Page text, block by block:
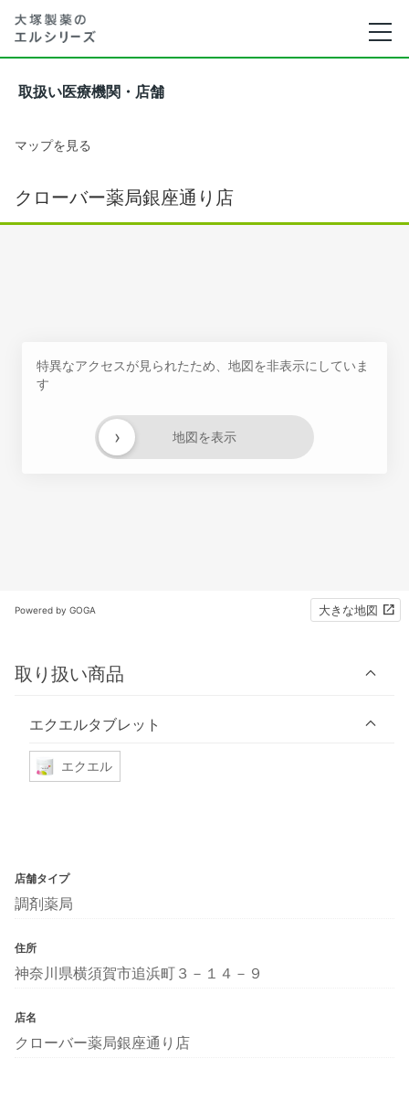
取扱い医療機関・店舗
マップを見る
クローバー薬局銀座通り店
特異なアクセスが見られたため、地図を非表示にしていま
す
地図を表示
›
Powered by GOGA 大きな地図
取り扱い商品
エクエルタブレット
エクエル
店舗タイプ
調剤薬局
住所
神奈川県横須賀市追浜町３－１４－９
店名
クローバー薬局銀座通り店